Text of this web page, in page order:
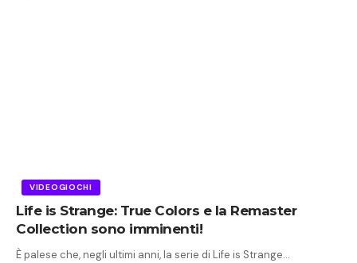
VIDEOGIOCHI
Life is Strange: True Colors e la Remaster
Collection sono imminenti!
È palese che, negli ultimi anni, la serie di Life is Strange…